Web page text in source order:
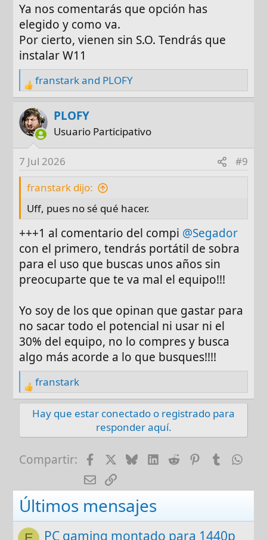
Ya nos comentarás que opción has
elegido y como va.
Por cierto, vienen sin S.O. Tendrás que
instalar W11
R
e
a
c
i
o
n
s
franstarkand PLOFY
PLOFY
Usuario Participativo
7 Jul 2026
#9
franstark dijo:
Uff, pues no sé qué hacer.
+++1 al comentario del compi @Segador
con el primero, tendrás portátil de sobra
para el uso que buscas unos años sin
preocuparte que te va mal el equipo!!!
Yo soy de los que opinan que gastar para
no sacar todo el potencial ni usar ni el
30% del equipo, no lo compres y busca
algo más acorde a lo que busques!!!!
R
e
i
s
:
franstark
Hay que estar conectado o registrado para
responder aquí.
Compartir: FacebookBlueskyLinkedIn
RedditPinterest
Tumblr
E-mailEnlace
Últimos mensajes
PC gaming montado para 1440p